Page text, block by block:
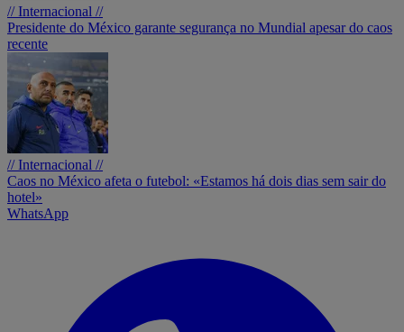
// Internacional //
Presidente do México garante segurança no Mundial apesar do caos
recente
// Internacional //
Caos no México afeta o futebol: «Estamos há dois dias sem sair do
hotel»
WhatsApp